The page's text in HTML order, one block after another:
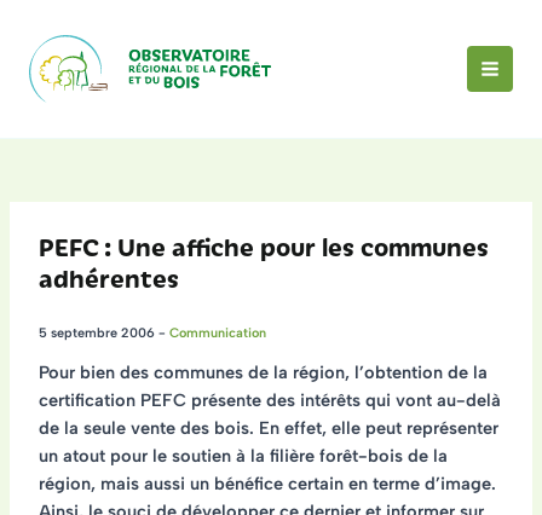
contenu
PEFC : Une affiche pour les communes
adhérentes
5 septembre 2006 - Communication
Pour bien des communes de la région, l’obtention de la
certification PEFC présente des intérêts qui vont au-delà
de la seule vente des bois. En effet, elle peut représenter
un atout pour le soutien à la filière forêt-bois de la
région, mais aussi un bénéfice certain en terme d’image.